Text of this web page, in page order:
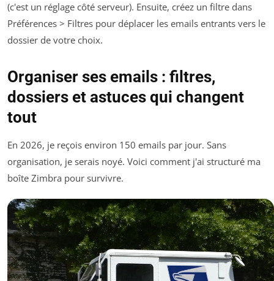
(c'est un réglage côté serveur). Ensuite, créez un filtre dans
Préférences > Filtres pour déplacer les emails entrants vers le
dossier de votre choix.
Organiser ses emails : filtres,
dossiers et astuces qui changent
tout
En 2026, je reçois environ 150 emails par jour. Sans
organisation, je serais noyé. Voici comment j'ai structuré ma
boîte Zimbra pour survivre.